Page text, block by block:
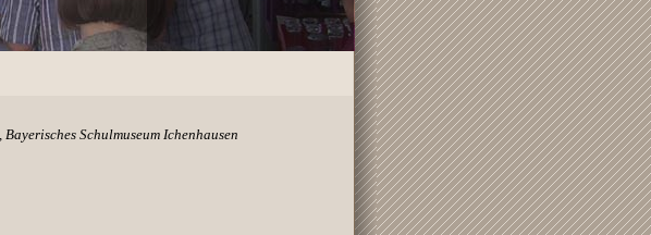
, Bayerisches Schulmuseum Ichenhausen